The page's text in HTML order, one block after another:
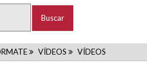
RUTA
VÍDEOS VÍDEOS